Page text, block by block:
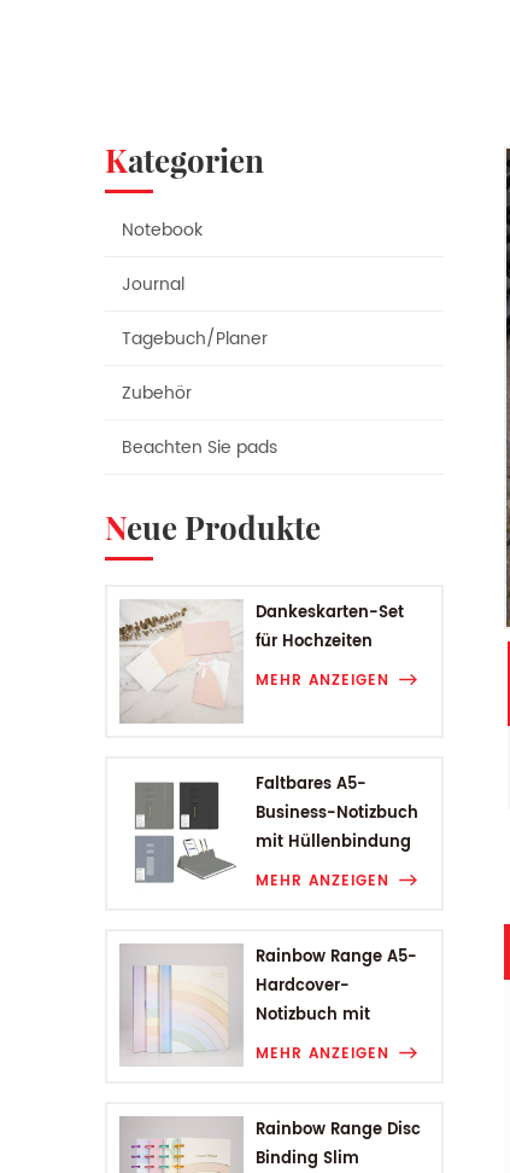
Kategorien
Notebook
Journal
Tagebuch/Planer
Zubehör
Beachten Sie pads
Neue Produkte
Dankeskarten-Set
für Hochzeiten
MEHR ANZEIGEN
Faltbares A5-
Business-Notizbuch
mit Hüllenbindung
MEHR ANZEIGEN
Rainbow Range A5-
Hardcover-
Notizbuch mit
Hüllenbindung
MEHR ANZEIGEN
Rainbow Range Disc
Binding Slim